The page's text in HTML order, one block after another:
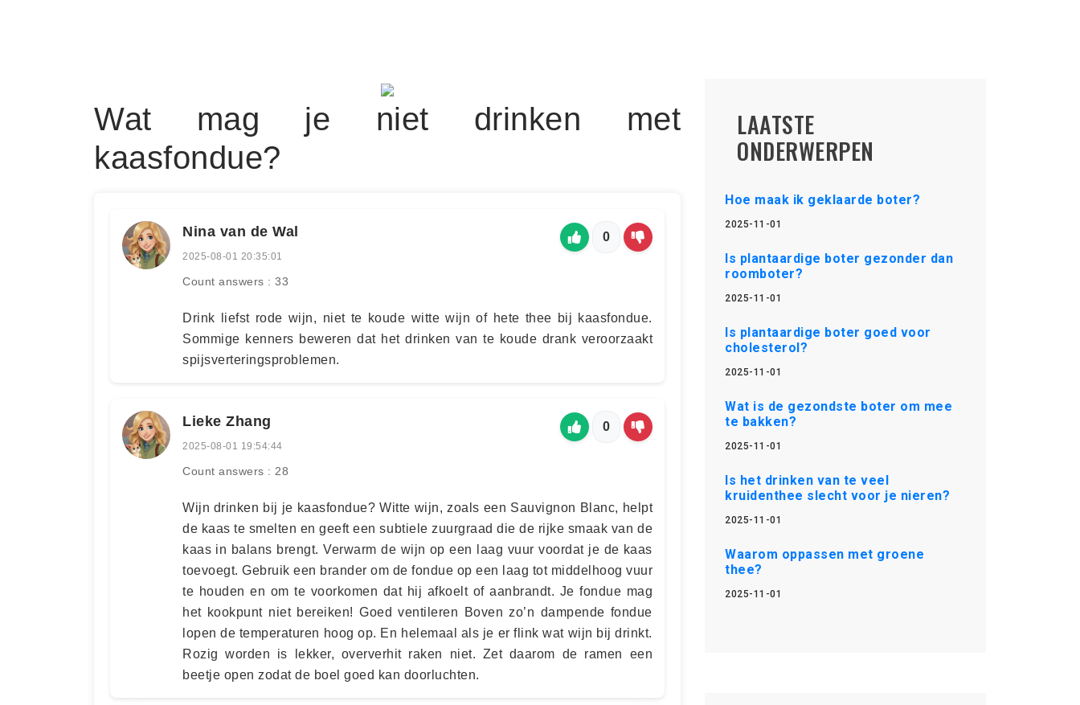
Wat mag je niet drinken met
kaasfondue?
Nina van de Wal
2025-08-01 20:35:01
Count answers : 33
0
Drink liefst rode wijn, niet te koude witte wijn of hete thee bij kaasfondue.
Sommige kenners beweren dat het drinken van te koude drank veroorzaakt
spijsverteringsproblemen.
Lieke Zhang
2025-08-01 19:54:44
Count answers : 28
0
Wijn drinken bij je kaasfondue? Witte wijn, zoals een Sauvignon Blanc, helpt
de kaas te smelten en geeft een subtiele zuurgraad die de rijke smaak van de
kaas in balans brengt. Verwarm de wijn op een laag vuur voordat je de kaas
toevoegt. Gebruik een brander om de fondue op een laag tot middelhoog vuur
te houden en om te voorkomen dat hij afkoelt of aanbrandt. Je fondue mag
het kookpunt niet bereiken! Goed ventileren Boven zo’n dampende fondue
lopen de temperaturen hoog op. En helemaal als je er flink wat wijn bij drinkt.
Rozig worden is lekker, oververhit raken niet. Zet daarom de ramen een
beetje open zodat de boel goed kan doorluchten.
LAATSTE
ONDERWERPEN
Hoe maak ik geklaarde boter?
2025-11-01
Is plantaardige boter gezonder dan
roomboter?
2025-11-01
Is plantaardige boter goed voor
cholesterol?
2025-11-01
Wat is de gezondste boter om mee
te bakken?
2025-11-01
Is het drinken van te veel
kruidenthee slecht voor je nieren?
2025-11-01
Waarom oppassen met groene
thee?
2025-11-01